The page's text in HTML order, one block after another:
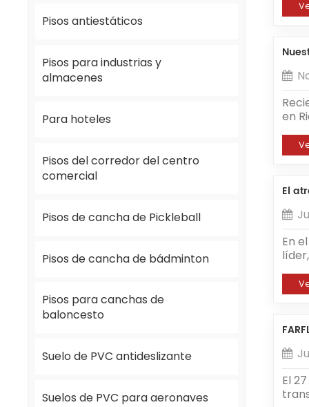
Pisos antiestáticos
Pisos para industrias y
almacenes
Para hoteles
Pisos del corredor del centro
comercial
Pisos de cancha de Pickleball
Pisos de cancha de bádminton
Pisos para canchas de
baloncesto
Suelo de PVC antideslizante
Suelos de PVC para aeronaves
muy
de
del
en
La
año
más
En
Un
El
En
los
un
El